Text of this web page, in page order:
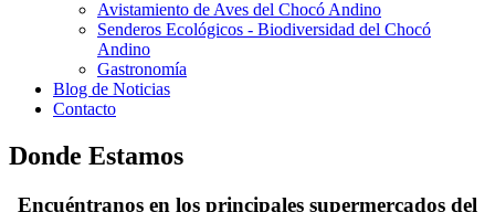
Avistamiento de Aves del Chocó Andino
Senderos Ecológicos - Biodiversidad del Chocó
Andino
Gastronomía
Blog de Noticias
Contacto
Donde Estamos
Encuéntranos en los principales supermercados del